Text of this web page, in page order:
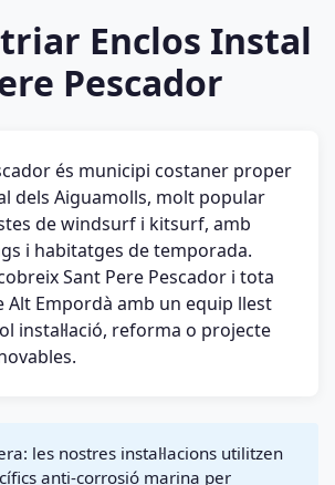
Enclos Instal
Pescador
és municipi costaner proper
dels Aiguamolls, molt popular
de windsurf i kitsurf, amb
i habitatges de temporada.
Sant Pere Pescador i tota
Alt Empordà amb un equip llest
instal·lació, reforma o projecte
les nostres instal·lacions utilitzen
anti-corrosió marina per